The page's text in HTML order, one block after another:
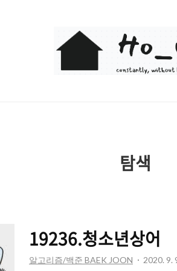
탐색
19236.청소년상어
알고리즘/백준 BAEK JOON 2020. 9.